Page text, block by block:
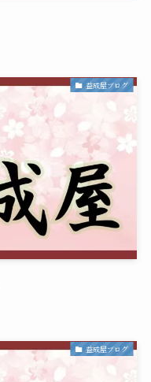
益成屋ブログ
益成屋ブログ